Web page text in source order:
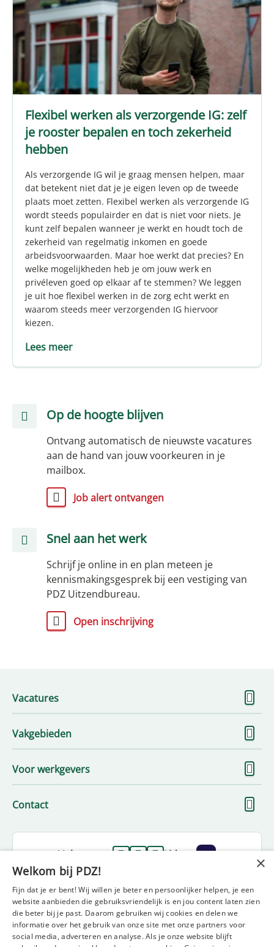
Flexibel werken als verzorgende IG: zelf
je rooster bepalen en toch zekerheid
hebben
Als verzorgende IG wil je graag mensen helpen, maar
dat betekent niet dat je je eigen leven op de tweede
plaats moet zetten. Flexibel werken als verzorgende IG
wordt steeds populairder en dat is niet voor niets. Je
kunt zelf bepalen wanneer je werkt en houdt toch de
zekerheid van regelmatig inkomen en goede
arbeidsvoorwaarden. Maar hoe werkt dat precies? En
welke mogelijkheden heb je om jouw werk en
privéleven goed op elkaar af te stemmen? We leggen
je uit hoe flexibel werken in de zorg echt werkt en
waarom steeds meer verzorgenden IG hiervoor
kiezen.
Lees meer
Op de hoogte blijven
Ontvang automatisch de nieuwste vacatures
aan de hand van jouw voorkeuren in je
mailbox.
Job alert ontvangen
Snel aan het werk
Schrijf je online in en plan meteen je
kennismakingsgesprek bij een vestiging van
PDZ Uitzendbureau.
Open inschrijving
Vacatures
Vakgebieden
Voor werkgevers
Contact
Volg ons op Lid van ×
Welkom bij PDZ!
Fijn dat je er bent! Wij willen je beter en persoonlijker helpen, je een
website aanbieden die gebruiksvriendelijk is en jou content laten zien
die beter bij je past. Daarom gebruiken wij cookies en delen we
informatie over het gebruik van onze site met onze partners voor
social media, adverteren en analyse. Als je onze website blijft